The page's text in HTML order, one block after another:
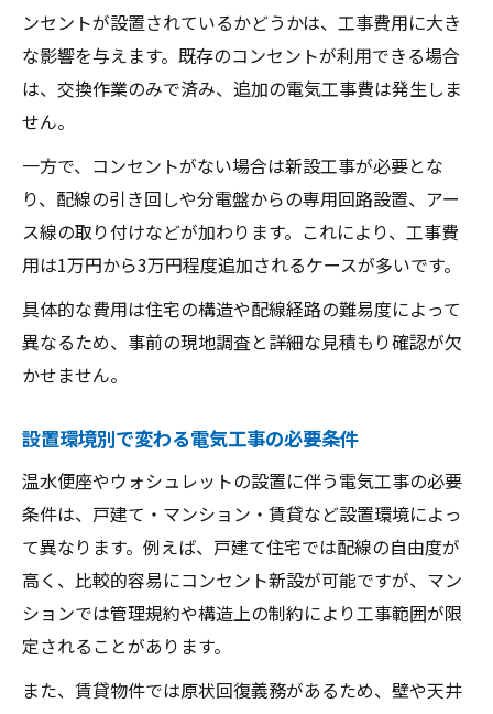
夫
電気工事込み見積もりの内訳チェック方法
余計な電気工事費用を防ぐ事前確認ポイン
見積もり比較で電気工事の適正価格を見極
める
電気工事費用が安い業者選びの注意すべき
点
初めてでも安心の温水便座交換準備チェック
初めての温水便座交換で押さえる電気工事
基礎知識
確認
電気工事前に用意すべきポイントと注意事
項
失敗しないための電気工事付き交換準備手
順
電気工事が必要かどうか自宅で簡単診断す
る方法
ンセントが設置されているかどうかは、工事費用に大き
な影響を与えます。既存のコンセントが利用できる場合
は、交換作業のみで済み、追加の電気工事費は発生しま
せん。
一方で、コンセントがない場合は新設工事が必要とな
り、配線の引き回しや分電盤からの専用回路設置、アー
ス線の取り付けなどが加わります。これにより、工事費
用は1万円から3万円程度追加されるケースが多いです。
具体的な費用は住宅の構造や配線経路の難易度によって
異なるため、事前の現地調査と詳細な見積もり確認が欠
かせません。
設置環境別で変わる電気工事の必要条件
温水便座やウォシュレットの設置に伴う電気工事の必要
条件は、戸建て・マンション・賃貸など設置環境によっ
て異なります。例えば、戸建て住宅では配線の自由度が
高く、比較的容易にコンセント新設が可能ですが、マン
ションでは管理規約や構造上の制約により工事範囲が限
定されることがあります。
また、賃貸物件では原状回復義務があるため、壁や天井